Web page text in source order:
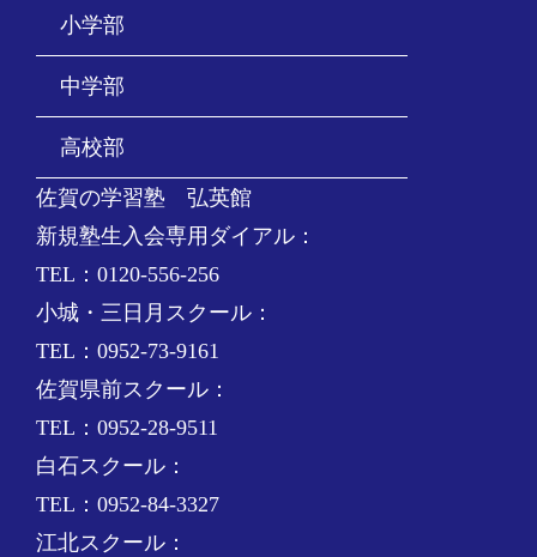
小学部
中学部
高校部
佐賀の学習塾 弘英館
新規塾生入会専用ダイアル：
TEL：0120-556-256
小城・三日月スクール：
TEL：0952-73-9161
佐賀県前スクール：
TEL：0952-28-9511
白石スクール：
TEL：0952-84-3327
江北スクール：